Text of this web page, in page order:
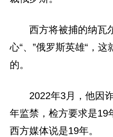
西方将被捕的纳瓦
心“、”俄罗斯英雄“，
的。
2022年3月，他因
年监禁，检方要求是19
西方媒体说是19年。